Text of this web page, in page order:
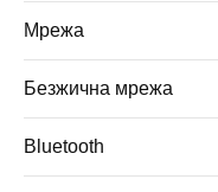
Мрежа
Безжична мрежа
Bluetooth